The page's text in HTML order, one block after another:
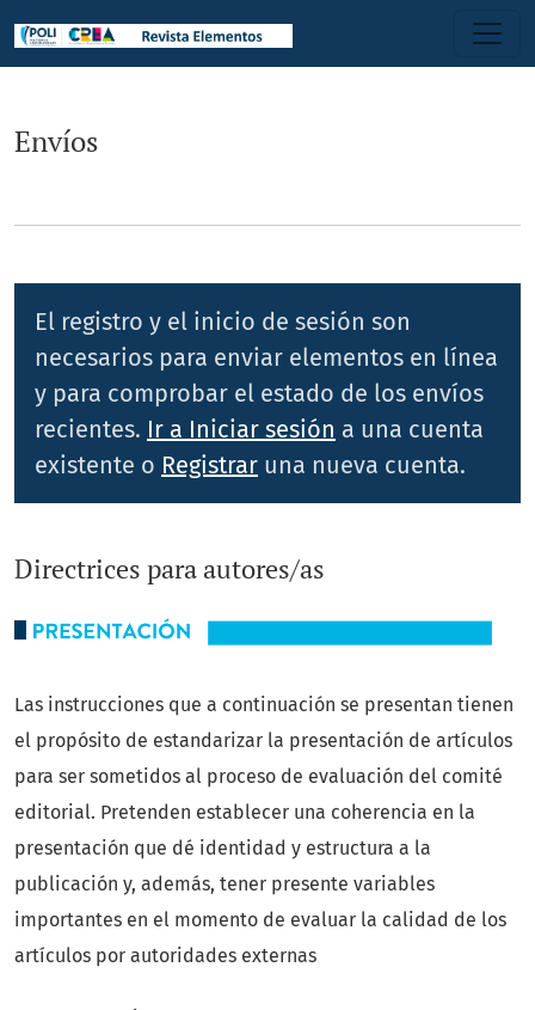
Envíos
El registro y el inicio de sesión son
necesarios para enviar elementos en línea
y para comprobar el estado de los envíos
recientes. Ir a Iniciar sesión a una cuenta
existente o Registrar una nueva cuenta.
Directrices para autores/as
Las instrucciones que a continuación se presentan tienen
el propósito de estandarizar la presentación de artículos
para ser sometidos al proceso de evaluación del comité
editorial. Pretenden establecer una coherencia en la
presentación que dé identidad y estructura a la
publicación y, además, tener presente variables
importantes en el momento de evaluar la calidad de los
artículos por autoridades externas